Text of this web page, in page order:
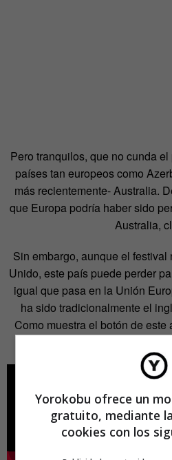
Pero tranquilos, que no cunda
países tan europeos como
más recientemente- Australia.
que Europa podría haber sido
Australia,
Sin embargo, aunque el
Unido, este país puede perder
igual que pasa en la Unión
ha sido tradicionalmente el
Como muestra el botón de este
Yorokobu ofrece un
gratuito, mediante
cookies con los